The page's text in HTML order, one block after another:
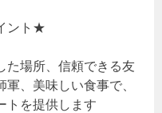
ント★
た場所、信頼できる友
、美味しい食事で、
トを提供します